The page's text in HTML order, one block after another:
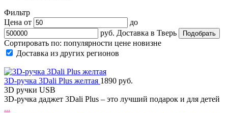
Фильтр
Цена от
до
руб. Доставка в Тверь
Сортировать по: популярности цене новизне
Доставка из других регионов
3D-ручка 3Dali Plus желтая 1890 руб.
3D ручки USB
3D-ручка даджет 3Dali Plus – это лучший подарок и для детей
...